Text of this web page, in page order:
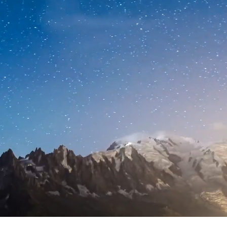
Blanc Collection,
Création du groupe
Collaborateurs passionnés